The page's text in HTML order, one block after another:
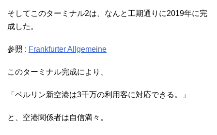
そしてこのターミナル2は、なんと工期通りに2019年に完
成した。
参照 : Frankfurter Allgemeine
このターミナル完成により、
「ベルリン新空港は3千万の利用客に対応できる。」
と、空港関係者は自信満々。